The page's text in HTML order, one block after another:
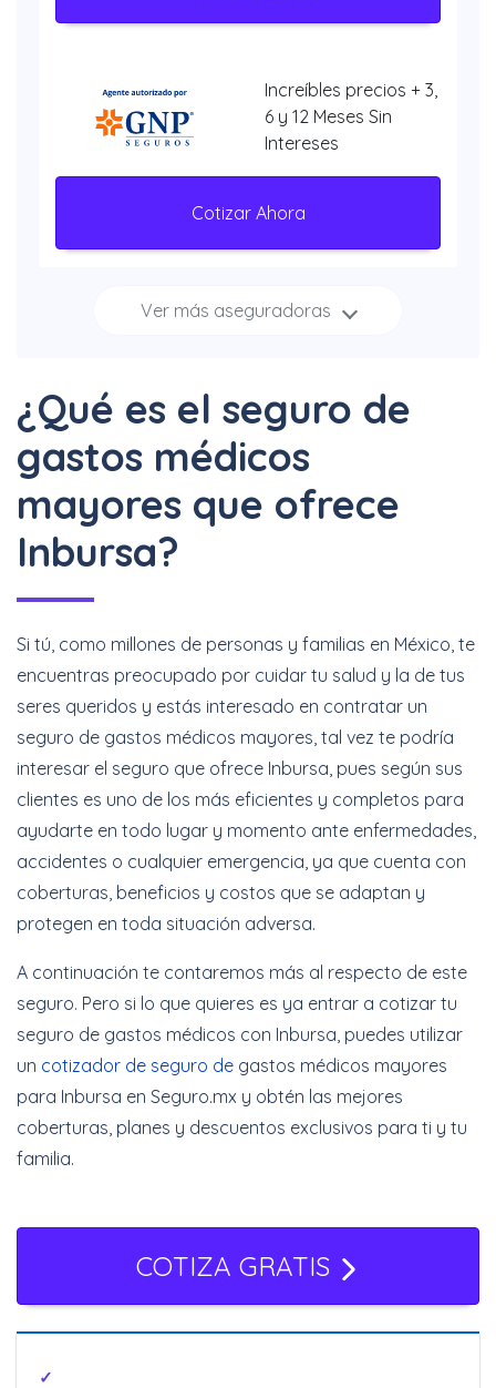
Increíbles precios + 3,
6 y 12 Meses Sin
Intereses
Cotizar Ahora
Increíbles
Cotizar Ahora
Cotizar Ahora
Increíbles
descuentos + 6 y 12
Meses Sin Intereses
Cotizar Ahora
Ver más aseguradoras
¿Qué es el seguro de
gastos médicos
mayores que ofrece
Inbursa?
Si tú, como millones de personas y familias en México, te
encuentras preocupado por cuidar tu salud y la de tus
seres queridos y estás interesado en contratar un
seguro de gastos médicos mayores, tal vez te podría
interesar el seguro que ofrece Inbursa, pues según sus
clientes es uno de los más eficientes y completos para
ayudarte en todo lugar y momento ante enfermedades,
accidentes o cualquier emergencia, ya que cuenta con
coberturas, beneficios y costos que se adaptan y
protegen en toda situación adversa.
A continuación te contaremos más al respecto de este
seguro. Pero si lo que quieres es ya entrar a cotizar tu
seguro de gastos médicos con Inbursa, puedes utilizar
un cotizador de seguro de gastos médicos mayores
para Inbursa en Seguro.mx y obtén las mejores
coberturas, planes y descuentos exclusivos para ti y tu
familia.
COTIZA GRATIS